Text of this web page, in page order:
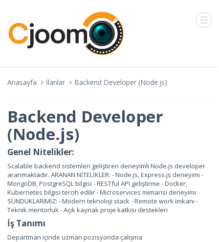
Anasayfa İlanlar Backend Developer (Node.js)
Backend Developer
(Node.js)
Genel Nitelikler:
Scalable backend sistemleri geliştiren deneyimli Node.js developer
aranmaktadır. ARANAN NİTELİKLER: - Node.js, Express.js deneyimi -
MongoDB, PostgreSQL bilgisi - RESTful API geliştirme - Docker,
Kubernetes bilgisi tercih edilir - Microservices mimarisi deneyimi
SUNDUKLARIMIZ: - Modern teknoloji stack - Remote work imkanı -
Teknik mentorluk - Açık kaynak proje katkısı destekleri
İş Tanımı
Departman içinde uzman pozisyonda çalışma